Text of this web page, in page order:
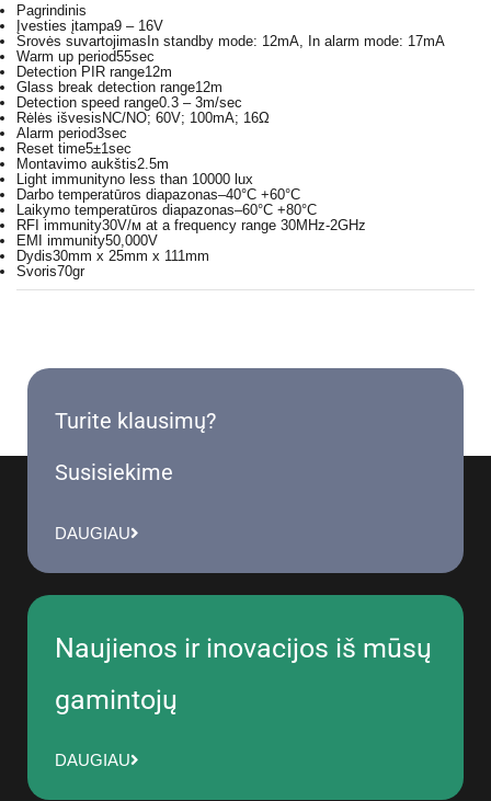
Pagrindinis
Įvesties įtampa9 – 16V
Srovės suvartojimas In standby mode: 12mA, In alarm mode: 17mА
Warm up period55sec
Detection PIR range12m
Glass break detection range12m
Detection speed range0.3 – 3m/sec
Rėlės išvesis NC/NO; 60V; 100mA; 16Ω
Alarm period3sec
Reset time5±1sec
Montavimo aukštis2.5m
Light immunityno less than 10000 lux
Darbo temperatūros diapazonas–40°C +60°C
Laikymo temperatūros diapazonas–60°C +80°C
RFI immunity30V/м at a frequency range 30MHz-2GHz
EMI immunity50,000V
Dydis30mm x 25mm x 111mm
Svoris70gr
Turite klausimų?
Susisiekime
DAUGIAU
Naujienos ir inovacijos iš mūsų
gamintojų
DAUGIAU